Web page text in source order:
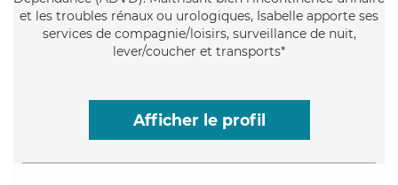
et les troubles rénaux ou urologiques, Isabelle apporte ses
services de compagnie/loisirs, surveillance de nuit,
lever/coucher et transports*
Afficher le profil